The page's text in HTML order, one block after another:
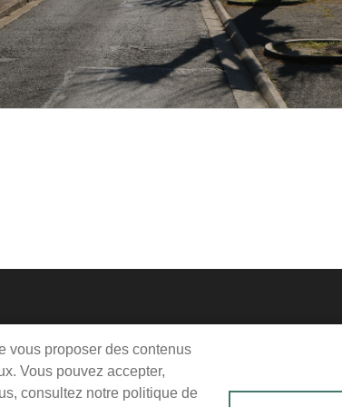
vous proposer des contenus
Vous pouvez accepter,
consultez notre politique de
: 9h-12h / 14h-18h
de